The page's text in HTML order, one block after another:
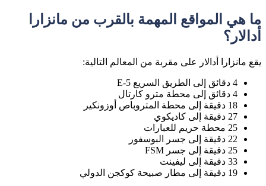
ما هي المواقع المهمة بالقرب من مانزارا
أدالار؟
يقع مانزارا أدالار على مقربة من المعالم التالية:
4 دقائق إلى الطريق السريع E-5
4 دقائق إلى محطة مترو كارتال
18 دقيقة إلى محطة المتروباص أوزونكير
27 دقيقة إلى كاديكوي
25 محطة حريم للعبارات
22 دقيقة إلى جسر البوسفور
25 دقيقة إلى جسر FSM
33 دقيقة إلى ليفينت
19 دقيقة إلى مطار صبيحة كوكجن الدولي